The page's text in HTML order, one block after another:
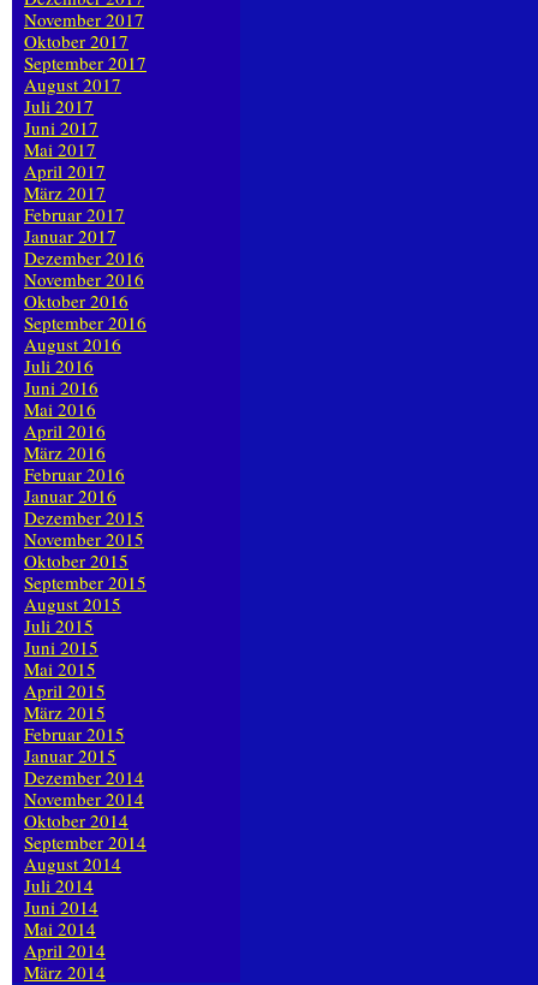
November 2017
Oktober 2017
September 2017
August 2017
Juli 2017
Juni 2017
Mai 2017
April 2017
März 2017
Februar 2017
Januar 2017
Dezember 2016
November 2016
Oktober 2016
September 2016
August 2016
Juli 2016
Juni 2016
Mai 2016
April 2016
März 2016
Februar 2016
Januar 2016
Dezember 2015
November 2015
Oktober 2015
September 2015
August 2015
Juli 2015
Juni 2015
Mai 2015
April 2015
März 2015
Februar 2015
Januar 2015
Dezember 2014
November 2014
Oktober 2014
September 2014
August 2014
Juli 2014
Juni 2014
Mai 2014
April 2014
März 2014